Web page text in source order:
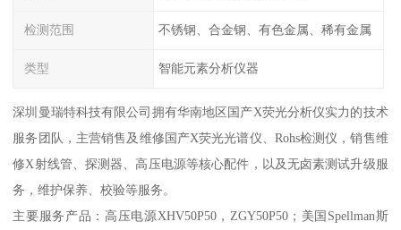
检测范围 不锈钢、合金钢、有色金属、稀有金属
类型 智能元素分析仪器
深圳曼瑞特科技有限公司拥有华南地区国产X荧光分析仪实力的技术
服务团队，主营销售及维修国产X荧光光谱仪、Rohs检测仪，销售维
修X射线管、探测器、高压电源等核心配件，以及无卤素测试升级服
务，维护保养、校验等服务。
主要服务产品：高压电源XHV50P50，ZGY50P50；美国Spellman斯